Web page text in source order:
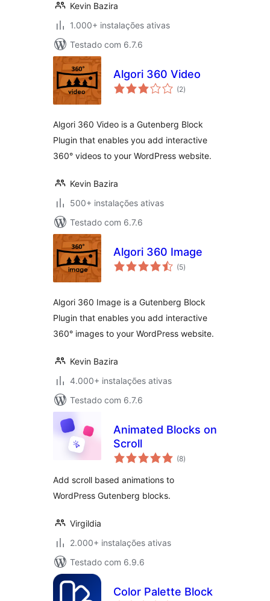
Kevin Bazira
1.000+ instalações ativas
Testado com 6.7.6
Algori 360 Video
(2avaliações
totais
)
Algori 360 Video is a Gutenberg Block
Plugin that enables you add interactive
360° videos to your WordPress website.
Kevin Bazira
500+ instalações ativas
Testado com 6.7.6
Algori 360 Image
(5avaliações
totais
)
Algori 360 Image is a Gutenberg Block
Plugin that enables you add interactive
360° images to your WordPress website.
Kevin Bazira
4.000+ instalações ativas
Testado com 6.7.6
Animated Blocks on
Scroll
(8avaliações
totais
)
Add scroll based animations to
WordPress Gutenberg blocks.
Virgildia
2.000+ instalações ativas
Testado com 6.9.6
Color Palette Block